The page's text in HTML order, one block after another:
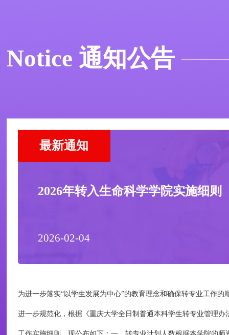
Notice 通知公告
2026年转入生命科学学院实施细则
2026-02-04
为进一步落实“以学生发展为中心”的教育理念和确保转专业工作的
进一步规范化，根据《重庆大学全日制普通本科学生转专业管理